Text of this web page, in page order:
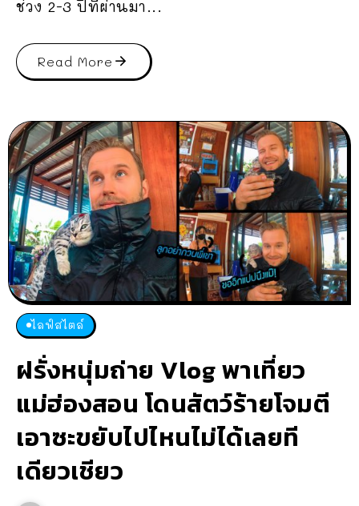
ช่วง 2-3 ปีที่ผ่านมา...
Read More
ไลฟ์สไตล์
ฝรั่งหนุ่มถ่าย Vlog พาเที่ยว
แม่ฮ่องสอน โดนสัตว์ร้ายโจมตี
เอาซะขยับไปไหนไม่ได้เลยที
เดียวเชียว